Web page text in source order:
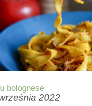
bolognese
2022